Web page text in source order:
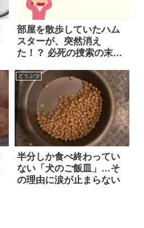
部屋を散歩していたハム
スターが、突然消え
た！？ 必死の捜索の末に
か！！
どうぶつ
半分しか食べ終わってい
ない「犬のご飯皿」…そ
の理由に涙が止まらない